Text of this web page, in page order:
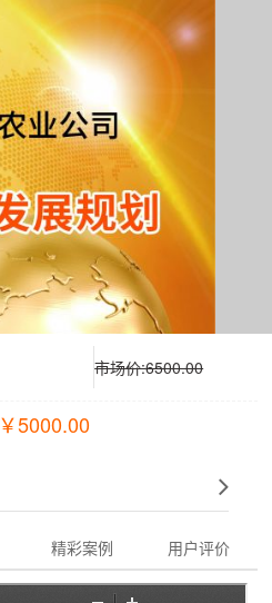
市场价:6500.00
￥5000.00
精彩案例 用户评价